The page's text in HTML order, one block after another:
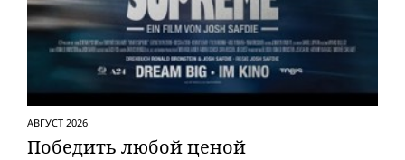
АВГУСТ 2026
Победить любой ценой